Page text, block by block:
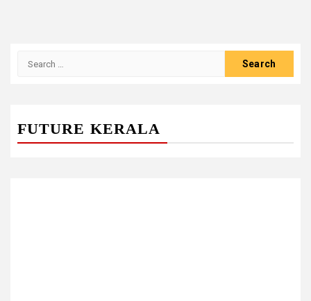
FUTURE KERALA